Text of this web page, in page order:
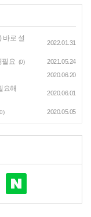
바로 설
2022.01.31
필요 (0) 2021.05.24
2020.06.20
요해
2020.06.01
2020.05.05